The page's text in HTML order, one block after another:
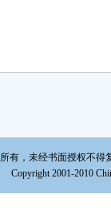
有，未经书面授权不得
Copyright 2001-2010